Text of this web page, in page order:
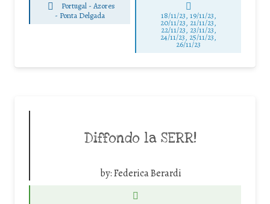
Portugal - Azores
- Ponta Delgada 18/11/23, 19/11/23,
20/11/23, 21/11/23,
22/11/23, 23/11/23,
24/11/23, 25/11/23,
26/11/23
Diffondo la SERR!
by:Federica Berardi